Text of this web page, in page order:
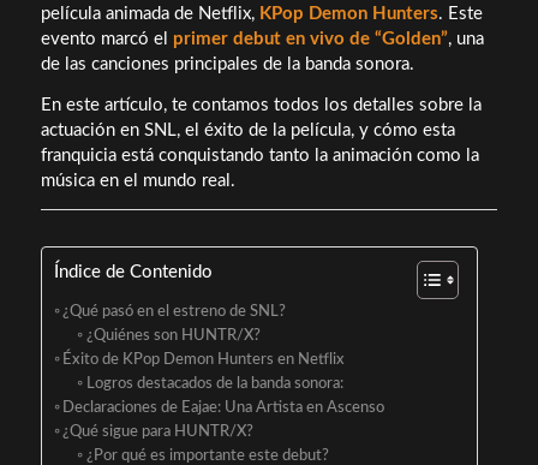
película animada de Netflix, KPop Demon Hunters. Este
evento marcó el primer debut en vivo de “Golden”, una
de las canciones principales de la banda sonora.
En este artículo, te contamos todos los detalles sobre la
actuación en SNL, el éxito de la película, y cómo esta
franquicia está conquistando tanto la animación como la
música en el mundo real.
Índice de Contenido
¿Qué pasó en el estreno de SNL?
¿Quiénes son HUNTR/X?
Éxito de KPop Demon Hunters en Netflix
Logros destacados de la banda sonora:
Declaraciones de Eajae: Una Artista en Ascenso
¿Qué sigue para HUNTR/X?
¿Por qué es importante este debut?